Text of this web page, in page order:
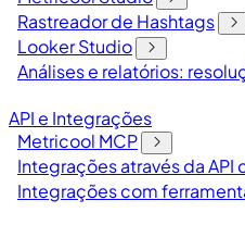
Rastreador de Hashtags
Looker Studio
Análises e relatórios:
API e Integrações
Metricool MCP
Integrações através da API
Integrações com